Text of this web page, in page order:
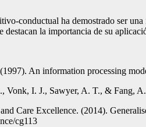
conductual ha demostrado ser
destacan la importancia de su
An information processing
Vonk, I. J., Sawyer, A. T., & Fang,
Care Excellence. (2014).
cg113